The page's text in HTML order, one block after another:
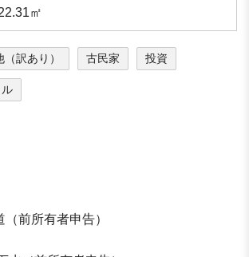
㎡
（訳あり） 古民家 投資
（前所有者申告）